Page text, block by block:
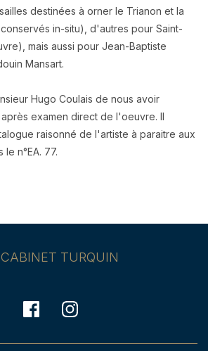
destinées à orner le Trianon et la
in-situ), d'autres pour Saint-
mais aussi pour Jean-Baptiste
Mansart.
Hugo Coulais de nous avoir
examen direct de l'oeuvre. Il
raisonné de l'artiste à paraitre aux
n°EA. 77.
TURQUIN